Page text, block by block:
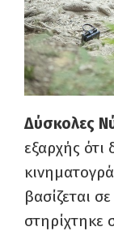
Δύσκολες
εξαρχής ότι
βασίζεται
στηρίχτηκε